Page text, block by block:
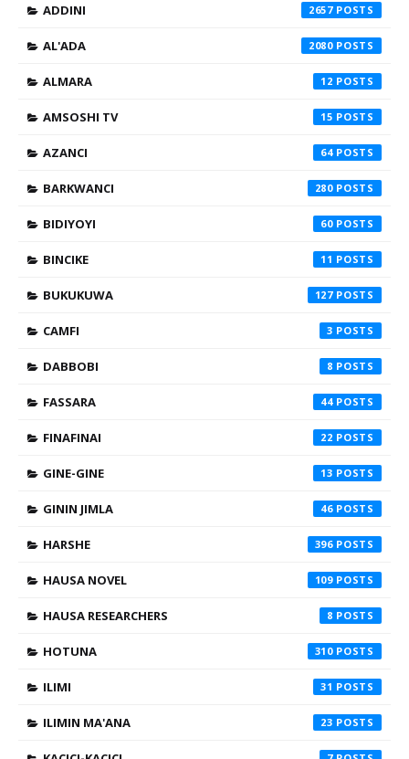
ADDINI 2657
AL'ADA 2080
ALMARA 12
AMSOSHI TV 15
AZANCI 64
BARKWANCI 280
BIDIYOYI 60
BINCIKE 11
BUKUKUWA 127
CAMFI 3
DABBOBI 8
FASSARA 44
FINAFINAI 22
GINE-GINE 13
GININ JIMLA 46
HARSHE 396
HAUSA NOVEL 109
HAUSA RESEARCHERS 8
HOTUNA 310
ILIMI 31
ILIMIN MA'ANA 23